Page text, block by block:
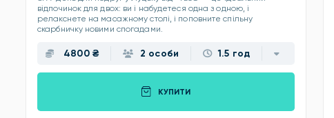
відпочинок для двох: ви і набудетеся одна з одною, і
релакснете на масажному столі, і поповните спільну
скарбничку новими спогадами.
4800 ₴ 2 особи 1.5 год
КУПИТИ